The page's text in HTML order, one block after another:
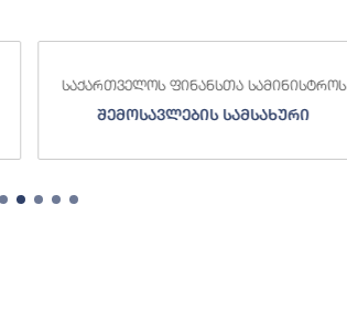
საქართველოს ფინანსთა სამინისტროს
შემოსავლების სამსახური